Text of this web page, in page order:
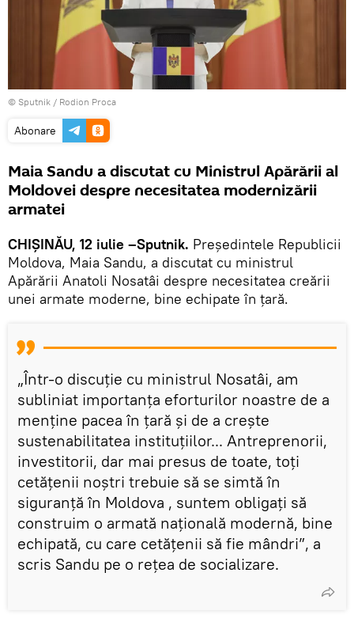
© Sputnik / Rodion Proca
Abonare
Maia Sandu a discutat cu Ministrul Apărării al
Moldovei despre necesitatea modernizării
armatei
CHIȘINĂU, 12 iulie –Sputnik. Președintele Republicii
Moldova, Maia Sandu, a discutat cu ministrul
Apărării Anatoli Nosatâi despre necesitatea creării
unei armate moderne, bine echipate în țară.
„Într-o discuție cu ministrul Nosatâi, am
subliniat importanța eforturilor noastre de a
menține pacea în țară și de a crește
sustenabilitatea instituțiilor... Antreprenorii,
investitorii, dar mai presus de toate, toți
cetățenii noștri trebuie să se simtă în
siguranță în Moldova , suntem obligați să
construim o armată națională modernă, bine
echipată, cu care cetățenii să fie mândri”, a
scris Sandu pe o rețea de socializare.